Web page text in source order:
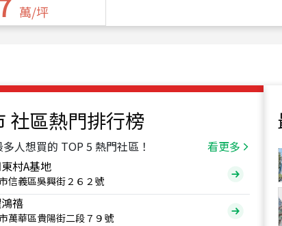
萬/坪
社區熱門排行榜
人想買的 TOP 5 熱門社區！ 看更多
村A基地
信義區吳興街２６２號
禧
萬華區貴陽街二段７９號